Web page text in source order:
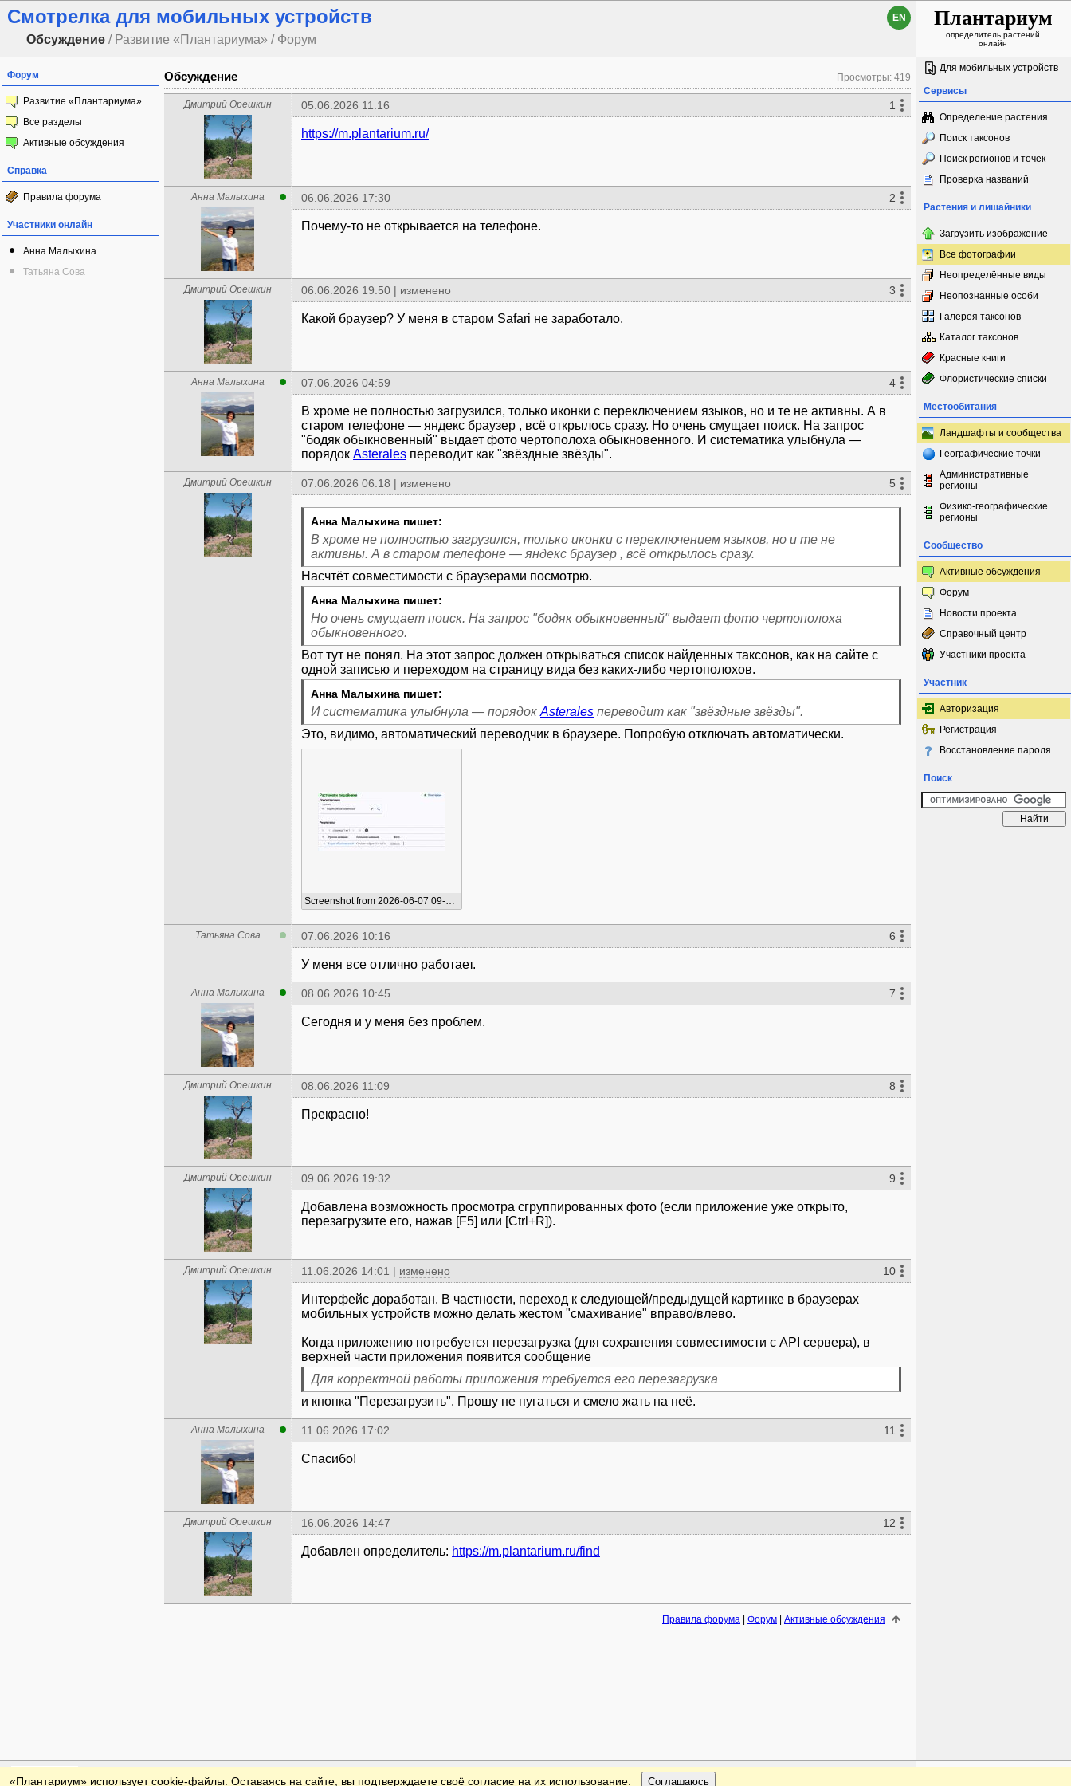
Смотрелка для мобильных устройств
Обсуждение / Развитие «Плантариума» / Форум
EN Плантариум
определитель растений
онлайн
Форум
Развитие «Плантариума»
Все разделы
Активные обсуждения
Справка
Правила форума
Участники онлайн
Анна Малыхина
Татьяна Сова
Просмотры: 419
Обсуждение
Дмитрий Орешкин 05.06.2026 11:16 1
https://m.plantarium.ru/
Анна Малыхина 06.06.2026 17:30 2
Почему-то не открывается на телефоне.
Дмитрий Орешкин 06.06.2026 19:50 | изменено 3
Какой браузер? У меня в старом Safari не заработало.
Анна Малыхина 07.06.2026 04:59 4
В хроме не полностью загрузился, только иконки с переключением языков, но и те не активны. А в
старом телефоне — яндекс браузер , всё открылось сразу. Но очень смущает поиск. На запрос
"бодяк обыкновенный" выдает фото чертополоха обыкновенного. И систематика улыбнула —
порядок Asterales переводит как "звёздные звёзды".
Дмитрий Орешкин 07.06.2026 06:18 | изменено 5
Анна Малыхина пишет:
В хроме не полностью загрузился, только иконки с переключением языков, но и те не
активны. А в старом телефоне — яндекс браузер , всё открылось сразу.
Анна Малыхина пишет:
Но очень смущает поиск. На запрос "бодяк обыкновенный" выдает фото чертополоха
обыкновенного.
Вот тут не понял. На этот запрос должен открываться список найденных таксонов, как на сайте с
Анна Малыхина пишет:
И систематика улыбнула — порядок Asterales переводит как "звёздные звёзды".
Это, видимо, автоматический переводчик в браузере. Попробую отключать автоматически.
Screenshot from 2026-06-07 09-16-17.png
Татьяна Сова 07.06.2026 10:16 6
У меня все отлично работает.
Анна Малыхина 08.06.2026 10:45 7
Сегодня и у меня без проблем.
Дмитрий Орешкин 08.06.2026 11:09 8
Прекрасно!
Дмитрий Орешкин 09.06.2026 19:32 9
Добавлена возможность просмотра сгруппированных фото (если приложение уже открыто,
перезагрузите его, нажав [F5] или [Ctrl+R]).
Дмитрий Орешкин 11.06.2026 14:01 | изменено 10
Интерфейс доработан. В частности, переход к следующей/предыдущей картинке в браузерах
мобильных устройств можно делать жестом "смахивание" вправо/влево.
Когда приложению потребуется перезагрузка (для сохранения совместимости с API сервера), в
верхней части приложения появится сообщение
Для корректной работы приложения требуется его перезагрузка
и кнопка "Перезагрузить". Прошу не пугаться и смело жать на неё.
Анна Малыхина 11.06.2026 17:02 11
Спасибо!
Дмитрий Орешкин 16.06.2026 14:47 12
Добавлен определитель: https://m.plantarium.ru/find
Правила форума Форум Активные обсуждения
Для мобильных устройств
Сервисы
Определение растения
Поиск таксонов
Поиск регионов и точек
Проверка названий
Растения и лишайники
Загрузить изображение
Все фотографии
Неопределённые виды
Неопознанные особи
Галерея таксонов
Каталог таксонов
Красные книги
Флористические списки
Местообитания
Ландшафты и сообщества
Географические точки
Административные
регионы
Физико-географические
регионы
Сообщество
Активные обсуждения
Форум
Новости проекта
Справочный центр
Участники проекта
Участник
Авторизация
Регистрация
Восстановление пароля
Поиск
Обратная связь
«Плантариум» использует cookie-файлы. Оставаясь на сайте, вы подтверждаете своё согласие на их использование. Соглашаюсь